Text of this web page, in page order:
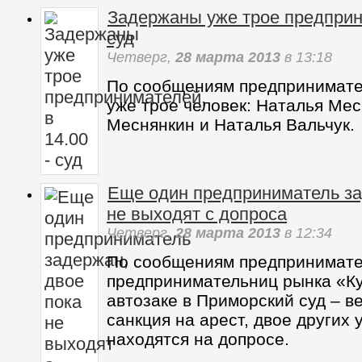
Вчера в Беляевском суде
предпринимателей с рынка
Пятница,29 марта 2013 в 10:34
По словам предпринимателей,
с рынка «Куяльник» привезли
Приморский, а в Беляевский
суд
Четверг,28 марта 2013в 13:18
По сообщениям
уже трое человек: Наталья
Меснянкин и Наталья Вальчук.
Еще один предприниматель